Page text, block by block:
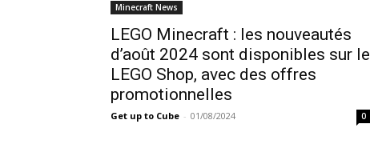
Minecraft News
LEGO Minecraft : les nouveautés
d’août 2024 sont disponibles sur le
LEGO Shop, avec des offres
promotionnelles
Get up to Cube - 01/08/2024 0